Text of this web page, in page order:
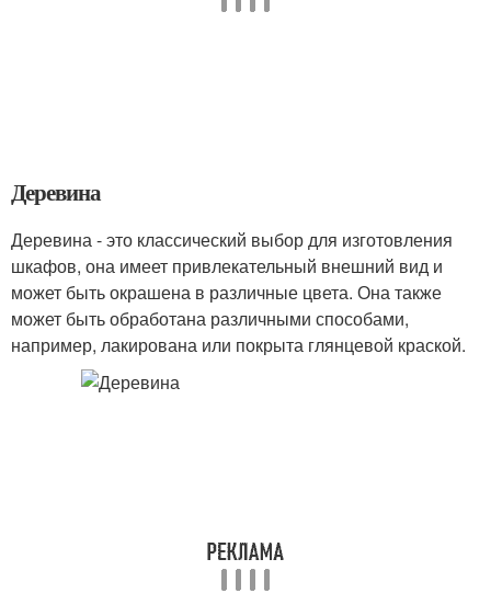
Деревина
Деревина - это классический выбор для изготовления
шкафов, она имеет привлекательный внешний вид и
может быть окрашена в различные цвета. Она также
может быть обработана различными способами,
например, лакирована или покрыта глянцевой краской.